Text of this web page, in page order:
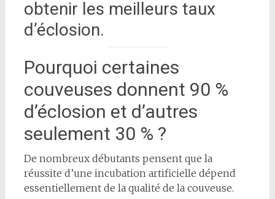
obtenir les meilleurs taux
d’éclosion.
Pourquoi certaines
couveuses donnent 90 %
d’éclosion et d’autres
seulement 30 % ?
De nombreux débutants pensent que la
réussite d’une incubation artificielle dépend
essentiellement de la qualité de la couveuse.